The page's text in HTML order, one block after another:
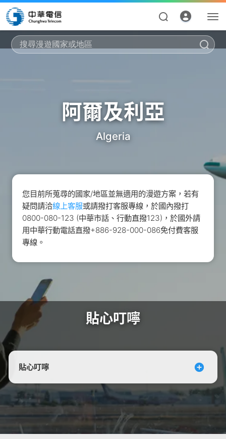
申請查詢
我的帳號
搜
阿爾及利亞
Algeria
您目前所蒐尋的國家/地區並無適用的漫遊方案，若有
疑問請洽線上客服或請撥打客服專線，於國內撥打
0800-080-123 (中華市話、行動直撥123)，於國外請
用中華行動電話直撥+886-928-000-086免付費客服
專線。
貼心叮嚀
貼心叮嚀